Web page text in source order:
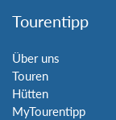
Tourentipp
Über uns
Touren
Hütten
MyTourentipp